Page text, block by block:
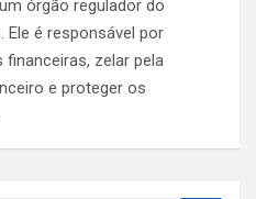
órgão regulador do
Ele é responsável por
zelar pela
e proteger os